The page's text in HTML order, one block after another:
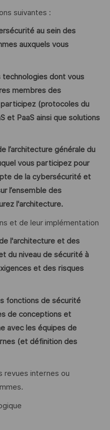
suivantes :
au sein des
auxquels vous
dont vous
membres des
(protocoles du
et PaaS ainsi que solutions
l’architecture générale du
vous participez pour
de la cybersécurité et
l’ensemble des
l'architecture.
et de leur implémentation
l'architecture et des
du niveau de sécurité à
et des risques
fonctions de sécurité
de conceptions et
avec les équipes de
(et définition des
revues internes ou